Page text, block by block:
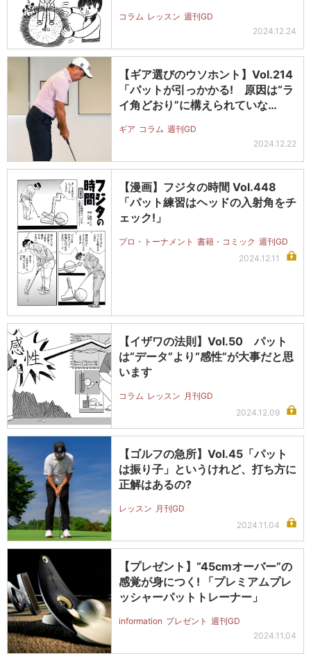
コラム レッスン 週刊GD
2024.12.24
【ギア選びのウソホント】Vol.214
「パットが引っかかる! 原因は“ラ
イ角どおり”に構えられていな…
ギア コラム 週刊GD
2024.12.22
【漫画】フジタの時間 Vol.448
「パット練習はヘッドの入射角をチ
ェック!」
プロ・トーナメント 書籍・コミック 週刊GD
2024.12.11
【イザワの法則】Vol.50 パット
は“データ”より“感性”が大事だと思
います
コラム レッスン 月刊GD
2024.12.09
【ゴルフの急所】Vol.45「パット
は振り子」というけれど、打ち方に
正解はあるの?
レッスン 月刊GD
2024.11.04
【プレゼント】“45cmオーバー”の
感覚が身につく! 「プレミアムプレ
ッシャーパットトレーナー」
information プレゼント 週刊GD
2024.11.04